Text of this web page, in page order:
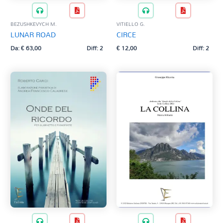
BEZUSHKEVYCH M.
LUNAR ROAD
Da:€63,00 Diff: 2
VITIELLO G.
CIRCE
€12,00 Diff: 2